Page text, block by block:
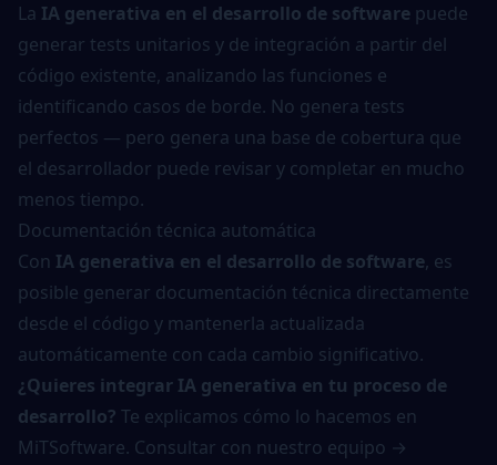
La IA generativa en el desarrollo de software puede
generar tests unitarios y de integración a partir del
código existente, analizando las funciones e
identificando casos de borde. No genera tests
perfectos — pero genera una base de cobertura que
el desarrollador puede revisar y completar en mucho
menos tiempo.
Documentación técnica automática
Con IA generativa en el desarrollo de software, es
posible generar documentación técnica directamente
desde el código y mantenerla actualizada
automáticamente con cada cambio significativo.
¿Quieres integrar IA generativa en tu proceso de
desarrollo? Te explicamos cómo lo hacemos en
MiTSoftware. Consultar con nuestro equipo →